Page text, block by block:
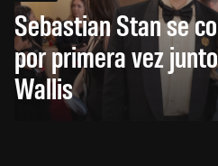
Sebastian Stan se
por primera vez
Wallis